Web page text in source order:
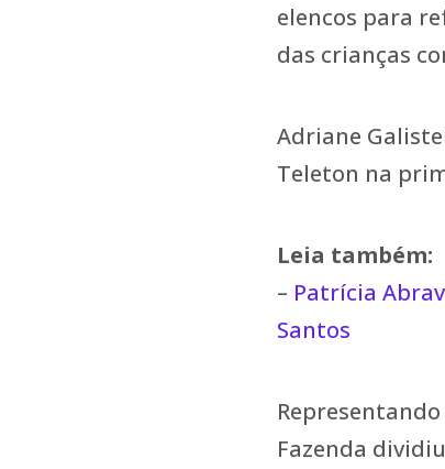
elencos para
das crianças
Adriane
Teleton na
Leia também:
– Patrícia
Santos
Fazenda